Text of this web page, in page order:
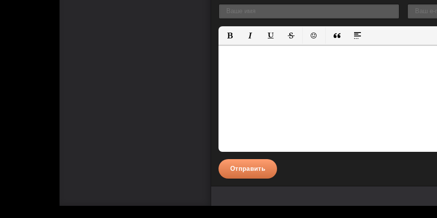
Полужирный
КурсивПодчеркнутый
ЗачеркнутыйВставить смайлик
Вставка цитаты
Вставка спойлера
Отправить